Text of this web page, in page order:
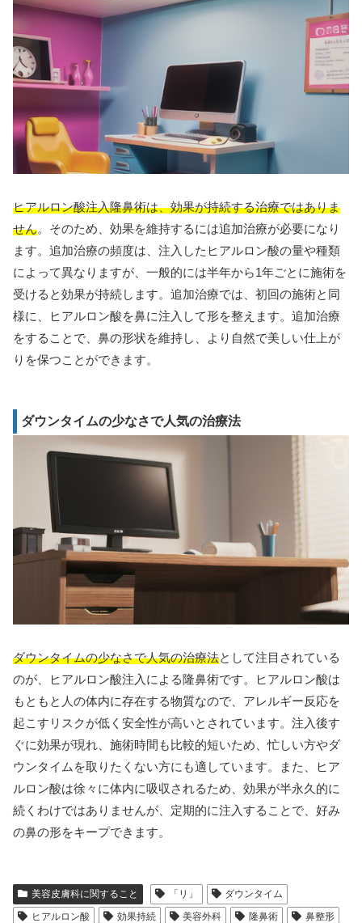
ヒアルロン酸注入隆鼻術は、効果が持続する治療ではありま
せん。そのため、効果を維持するには追加治療が必要になり
ます。追加治療の頻度は、注入したヒアルロン酸の量や種類
によって異なりますが、一般的には半年から1年ごとに施術を
受けると効果が持続します。追加治療では、初回の施術と同
様に、ヒアルロン酸を鼻に注入して形を整えます。追加治療
をすることで、鼻の形状を維持し、より自然で美しい仕上が
りを保つことができます。
ダウンタイムの少なさで人気の治療法
ダウンタイムの少なさで人気の治療法として注目されている
のが、ヒアルロン酸注入による隆鼻術です。ヒアルロン酸は
もともと人の体内に存在する物質なので、アレルギー反応を
起こすリスクが低く安全性が高いとされています。注入後す
ぐに効果が現れ、施術時間も比較的短いため、忙しい方やダ
ウンタイムを取りたくない方にも適しています。また、ヒア
ルロン酸は徐々に体内に吸収されるため、効果が半永久的に
続くわけではありませんが、定期的に注入することで、好み
の鼻の形をキープできます。
美容皮膚科に関すること 「リ」
ダウンタイム
ヒアルロン酸
効果持続 美容外科 隆鼻術 鼻整形